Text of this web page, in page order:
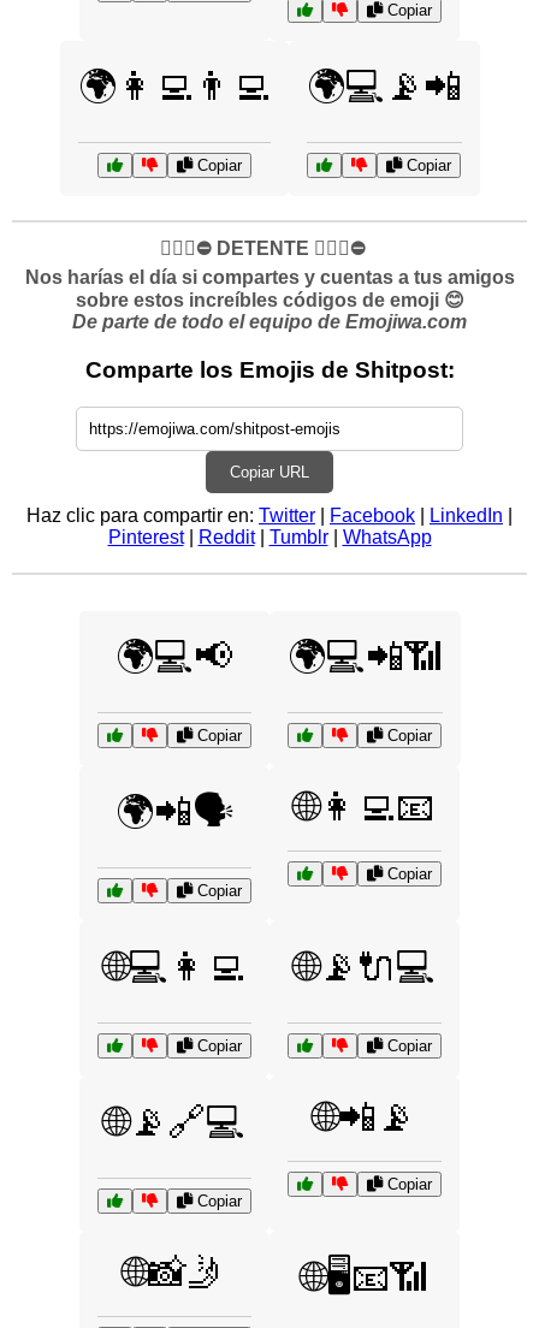
Copiar
🌍👩‍💻👨‍💻
Copiar
🌍💻📡📲
Copiar
✋🏻🛑⛔️ DETENTE ✋🏻🛑⛔️
Nos harías el día si compartes y cuentas a tus amigos
sobre estos increíbles códigos de emoji 😊
De parte de todo el equipo de Emojiwa.com
Comparte los Emojis de Shitpost:
Copiar URL
Haz clic para compartir en: Twitter Facebook LinkedIn
Pinterest| Reddit| Tumblr| WhatsApp
🌍💻📢
Copiar
🌍💻📲📶
Copiar
🌍📲🗣️
Copiar
🌐👩‍💻📧
Copiar
🌐💻👩‍💻
Copiar
🌐📡🔌💻
Copiar
🌐📡🔗💻
Copiar
🌐📲📡
Copiar
🌐📸🤳 🌐🖥️📧📶